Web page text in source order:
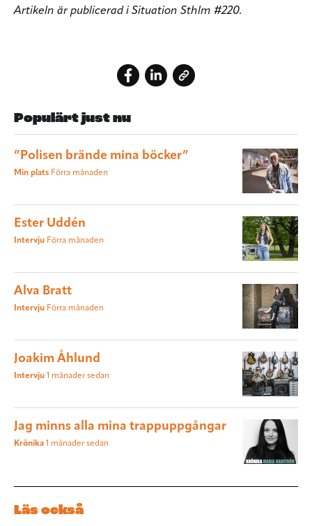
Artikeln är publicerad i Situation Sthlm #220.
Populärt just nu
”Polisen brände mina böcker”
Min plats Förra månaden
Ester Uddén
Intervju Förra månaden
Alva Bratt
Intervju Förra månaden
Joakim Åhlund
Intervju 1 månader sedan
Jag minns alla mina trappuppgångar
Krönika 1 månader sedan
Läs också